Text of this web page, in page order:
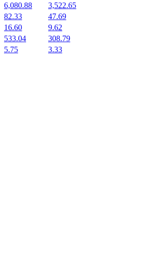
6,080.88
3,522.65
82.33
47.69
16.60
9.62
533.04
308.79
5.75
3.33